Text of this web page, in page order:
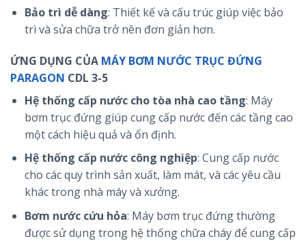
Bảo trì dễ dàng: Thiết kế và cấu trúc giúp việc bảo
trì và sửa chữa trở nên đơn giản hơn.
ỨNG DỤNG CỦA MÁY BƠM NƯỚC TRỤC ĐỨNG
PARAGON CDL 3-5
Hệ thống cấp nước cho tòa nhà cao tầng: Máy
bơm trục đứng giúp cung cấp nước đến các tầng cao
một cách hiệu quả và ổn định.
Hệ thống cấp nước công nghiệp: Cung cấp nước
cho các quy trình sản xuất, làm mát, và các yêu cầu
khác trong nhà máy và xưởng.
Bơm nước cứu hỏa: Máy bơm trục đứng thường
được sử dụng trong hệ thống chữa cháy để cung cấp